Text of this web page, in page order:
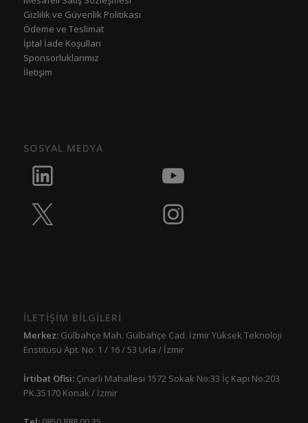
Gizlilik ve Güvenlik Politikası
Ödeme ve Teslimat
İptal İade Koşulları
Sponsorluklarımız
İletişim
SOSYAL MEDYA
İLETİŞİM BİLGİLERİ
Merkez:Gülbahçe Mah. Gülbahçe Cad. İzmir Yüksek Teknoloji
Enstitüsü Apt. No: 1 / 16 / 53 Urla / İzmir
İrtibat Ofisi: Çınarlı Mahallesi 1572 Sokak No:33 İç Kapı No:203
PK.35170 Konak / İzmir